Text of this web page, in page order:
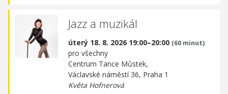
Jazz a muzikál
úterý 18. 8. 2026 19:00–20:00 (60 minut)
pro všechny
Centrum Tance Můstek,
Václavské náměstí 36, Praha 1
Květa Hofnerová